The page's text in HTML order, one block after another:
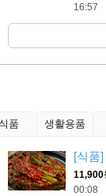
16:57
품 생활용품
[식품]
11,900
00:08